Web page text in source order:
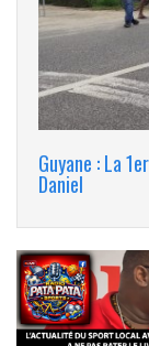
Guyane : La
Daniel
banniere_img